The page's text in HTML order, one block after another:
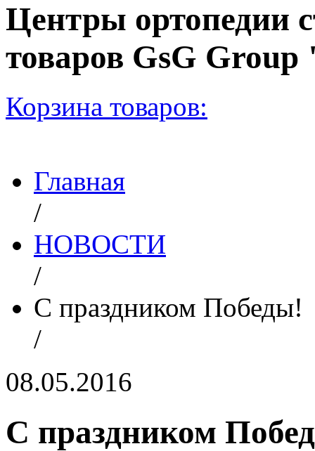
Центры ортопедии
товаров GsG
Корзина товаров:
Главная
/
НОВОСТИ
/
C праздником Победы!
/
08.05.2016
C праздником